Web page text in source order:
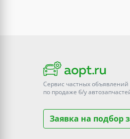
Сервис частных объявлений
по продаже б/у
Заявка на подбор